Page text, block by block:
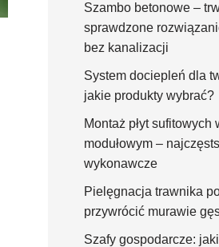
Szambo betonowe –
sprawdzone
bez kanalizacji
System dociepleń dla
jakie produkty wybrać?
Montaż płyt sufitowych
modułowym –
wykonawcze
Pielęgnacja trawnika
przywrócić murawie
Szafy gospodarcze: